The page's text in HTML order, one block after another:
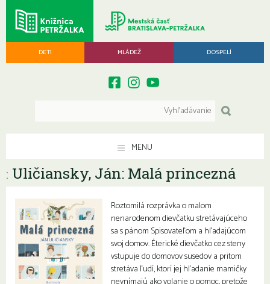
DETI MLÁDEŽ DOSPELÍ
MENU
: Uličiansky, Ján: Malá princezná
Roztomilá rozprávka o malom
nenarodenom dievčatku stretávajúceho
sa s pánom Spisovateľom a hľadajúcom
svoj domov. Éterické dievčatko cez steny
vstupuje do domovov susedov a pritom
stretáva ľudí, ktorí jej hľadanie mamičky